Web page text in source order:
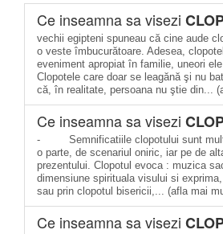
Ce inseamna sa visezi
vechii egipteni spuneau că cine aude
o veste îmbucurătoare. Adesea,
eveniment apropiat în familie, uneori
Clopotele care doar se leagănă şi nu
că, în realitate, persoana nu ştie din...
Ce inseamna sa visezi
- Semnificatiile clopotului sunt
o parte, de scenariul oniric, iar pe de
prezentului. Clopotul evoca : muzica
dimensiune spirituala visului si
sau prin clopotul bisericii,... (afla mai
Ce inseamna sa visezi